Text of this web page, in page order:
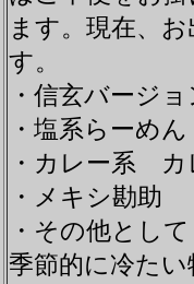
ます。現在、
す。
・信玄バージ
・塩系らーめ
・カレー系 カ
・メキシ勘助
・その他とし
季節的に冷た